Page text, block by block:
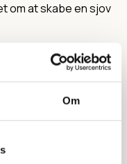
Om
om at skabe en sjov
at der var noget
vakte deres